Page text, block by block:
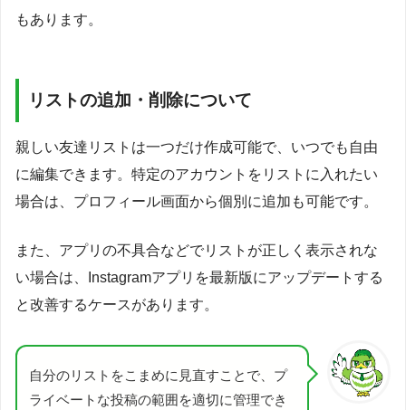
もあります。
リストの追加・削除について
親しい友達リストは一つだけ作成可能で、いつでも自由
に編集できます。特定のアカウントをリストに入れたい
場合は、プロフィール画面から個別に追加も可能です。
また、アプリの不具合などでリストが正しく表示されな
い場合は、Instagramアプリを最新版にアップデートする
と改善するケースがあります。
自分のリストをこまめに見直すことで、プ
ライベートな投稿の範囲を適切に管理でき